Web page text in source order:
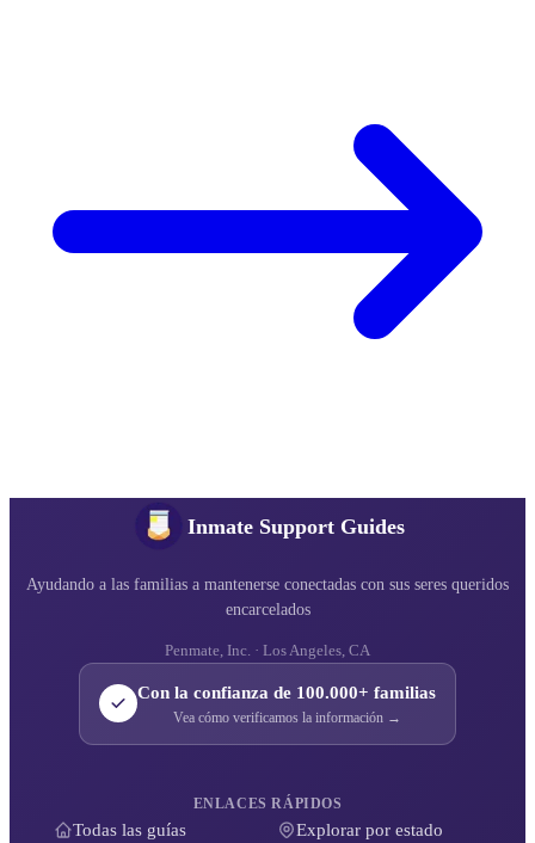
Inmate Support Guides
Ayudando a las familias a mantenerse conectadas con sus seres queridos
encarcelados
Penmate, Inc. · Los Angeles, CA
Con la confianza de 100.000+ familias
Vea cómo verificamos la información →
ENLACES RÁPIDOS
Todas las guías Explorar por estado